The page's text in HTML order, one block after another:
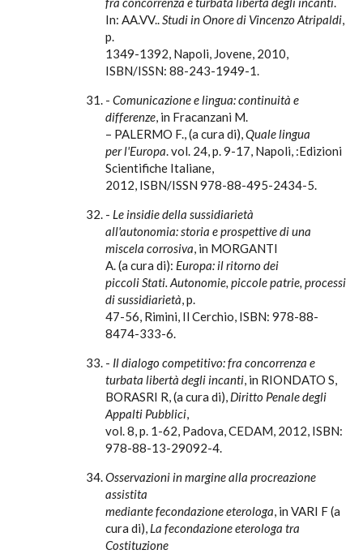
In: AA.VV..Studi in Onore di Vincenzo Atripaldi,
p.
1349-1392, Napoli, Jovene, 2010,
ISBN/ISSN: 88-243-1949-1.
- Comunicazione e lingua: continuità e
differenze, in Fracanzani M.
– PALERMO F., (a cura di),Quale lingua
per l'Europa. vol. 24, p. 9-17, Napoli, :Edizioni
Scientifiche Italiane,
2012, ISBN/ISSN 978-88-495-2434-5.
- Le insidie della sussidiarietà
all'autonomia: storia e prospettive di una
miscela corrosiva, in MORGANTI
A. (a cura di): Europa: il ritorno dei
piccoli Stati. Autonomie, piccole patrie, processi
di sussidiarietà, p.
47-56, Rimini, Il Cerchio, ISBN: 978-88-
8474-333-6.
- Il dialogo competitivo: fra concorrenza e
turbata libertà degli incanti, in RIONDATO S,
BORASRI R, (a cura di), Diritto Penale degli
Appalti Pubblici,
vol. 8, p. 1-62, Padova, CEDAM, 2012, ISBN:
978-88-13-29092-4.
Osservazioni in margine alla procreazione
assistita
mediante fecondazione eterologa, in VARI F (a
cura di), La fecondazione eterologa tra
Costituzione